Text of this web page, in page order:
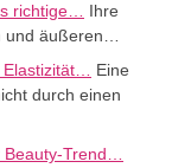
richtige…
Ihre
und äußeren…
Eine
durch einen
Trend…